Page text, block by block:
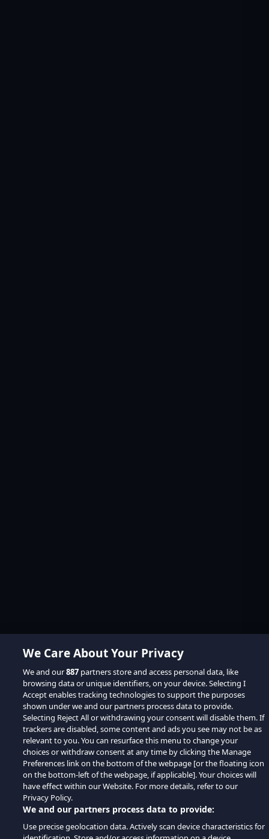
We Care About Your Privacy
We and our887 partners store and access personal data, like
browsing data or unique identifiers, on your device. Selecting I
Accept enables tracking technologies to support the purposes
shown under we and our partners process data to provide.
Selecting Reject All or withdrawing your consent will disable them. If
trackers are disabled, some content and ads you see may not be as
relevant to you. You can resurface this menu to change your
choices or withdraw consent at any time by clicking the Manage
Preferences link on the bottom of the webpage [or the floating icon
on the bottom-left of the webpage, if applicable]. Your choices will
have effect within our Website. For more details, refer to our
Privacy Policy.
We and our partners process data to provide:
Use precise geolocation data. Actively scan device characteristics for